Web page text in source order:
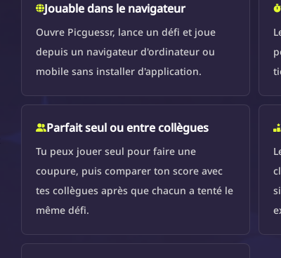
Jouable dans le navigateur
Ouvre Picguessr, lance un défi et joue
depuis un navigateur d'ordinateur ou
mobile sans installer d'application.
Parfait seul ou entre collègues
Tu peux jouer seul pour faire une
coupure, puis comparer ton score avec
tes collègues après que chacun a tenté le
même défi.